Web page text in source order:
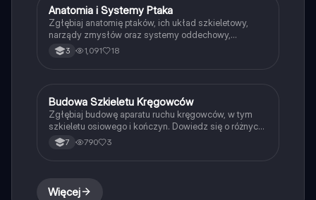
Biologia
Anatomia i Systemy Ptaka
Zgłębiaj anatomię ptaków, ich układ szkieletowy,
narządy zmysłów oraz systemy oddechowy,
krwionośny i wydalniczy. Dowiedz się o budowie piór,
różnorodności strunowców oraz rozwoju ptaków.
funkcjonowaniu ptaków.
3 1,091 18
Biologia
Budowa Szkieletu Kręgowców
Zgłębiaj budowę aparatu ruchu kręgowców, w tym
szkieletu osiowego i kończyn. Dowiedz się o różnych
typach kości, ich funkcjach oraz współpracy układu
szkieletowego i mięśniowego. Idealne dla uczniów
7 790 3
Więcej